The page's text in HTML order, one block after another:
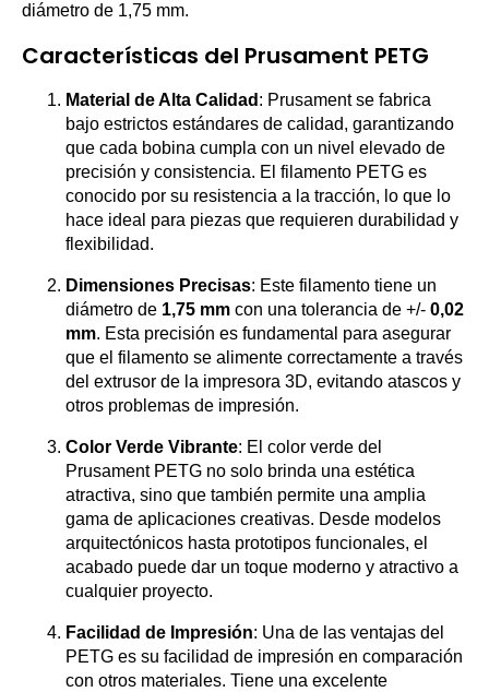
diámetro de 1,75 mm.
Características del Prusament PETG
Material de Alta Calidad : Prusament se fabrica
bajo estrictos estándares de calidad, garantizando
que cada bobina cumpla con un nivel elevado de
precisión y consistencia. El filamento PETG es
conocido por su resistencia a la tracción, lo que lo
hace ideal para piezas que requieren durabilidad y
flexibilidad.
Dimensiones Precisas: Este filamento tiene un
diámetro de 1,75 mm con una tolerancia de +/- 0,02
mm. Esta precisión es fundamental para asegurar
que el filamento se alimente correctamente a través
del extrusor de la impresora 3D, evitando atascos y
otros problemas de impresión.
Color Verde Vibrante: El color verde del
Prusament PETG no solo brinda una estética
atractiva, sino que también permite una amplia
gama de aplicaciones creativas. Desde modelos
arquitectónicos hasta prototipos funcionales, el
acabado puede dar un toque moderno y atractivo a
cualquier proyecto.
Facilidad de Impresión: Una de las ventajas del
PETG es su facilidad de impresión en comparación
con otros materiales. Tiene una excelente